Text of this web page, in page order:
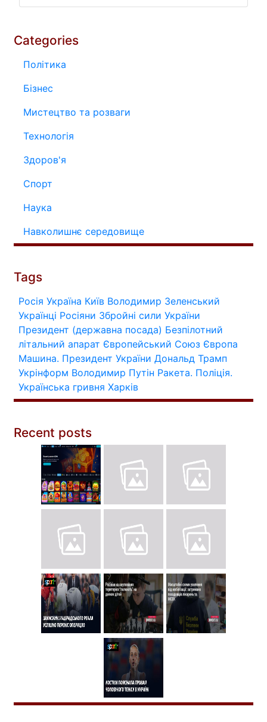
Categories
Політика
Бізнес
Мистецтво та розваги
Технологія
Здоров'я
Спорт
Наука
Навколишнє середовище
Tags
Росія Україна Київ Володимир Зеленський
Українці Росіяни Збройні сили України
Президент (державна посада) Безпілотний
літальний апарат Європейський Союз Європа
Машина. Президент України Дональд Трамп
Укрінформ Володимир Путін Ракета. Поліція.
Українська гривня Харків
Recent posts